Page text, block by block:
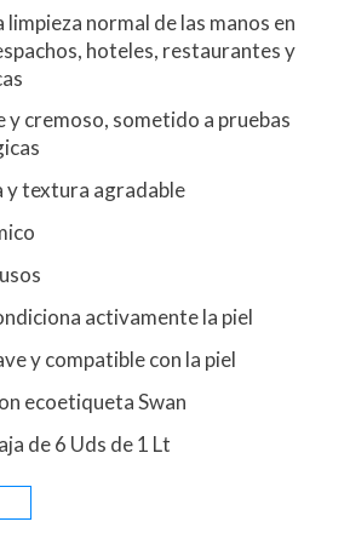
limpieza normal de las manos en
hoteles, restaurantes y
y cremoso, sometido a pruebas
y textura agradable
activamente la piel
y compatible con la piel
ecoetiqueta Swan
de 6 Uds de 1 Lt